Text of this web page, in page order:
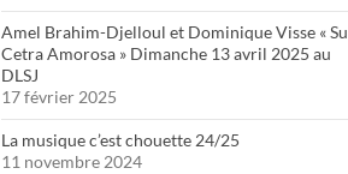
Amel Brahim-Djelloul et Dominique Visse «
Cetra Amorosa » Dimanche 13 avril 2025 au
DLSJ
17 février 2025
La musique c’est chouette 24/25
11 novembre 2024